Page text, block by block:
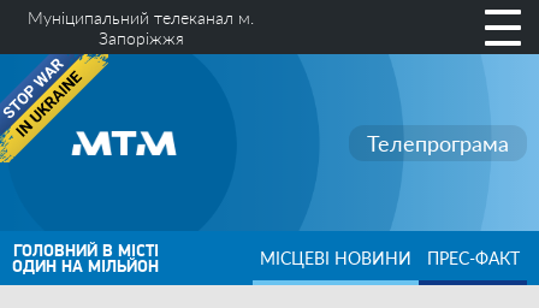
Муніципальний телеканал м.
Запоріжжя
Телепрограма
ГОЛОВНИЙ В МІСТІ
ОДИН НА МІЛЬЙОН МІСЦЕВІ НОВИНИ ПРЕС-ФАКТ